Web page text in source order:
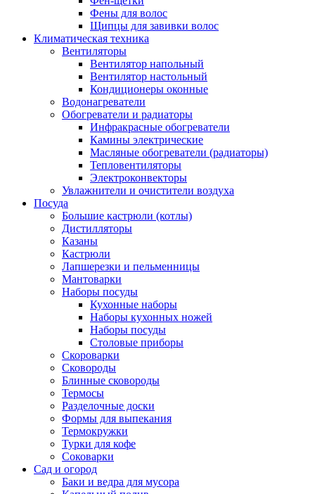
Фены для волос
Щипцы для завивки волос
Климатическая техника
Вентиляторы
Вентилятор напольный
Вентилятор настольный
Кондиционеры оконные
Водонагреватели
Обогреватели и радиаторы
Инфракрасные обогреватели
Камины электрические
Масляные обогреватели (радиаторы)
Тепловентиляторы
Электроконвекторы
Увлажнители и очистители воздуха
Посуда
Большие кастрюли (котлы)
Дистилляторы
Казаны
Кастрюли
Лапшерезки и пельменницы
Мантоварки
Наборы посуды
Кухонные наборы
Наборы кухонных ножей
Наборы посуды
Столовые приборы
Скороварки
Сковороды
Блинные сковороды
Термосы
Разделочные доски
Формы для выпекания
Термокружки
Турки для кофе
Соковарки
Сад и огород
Баки и ведра для мусора